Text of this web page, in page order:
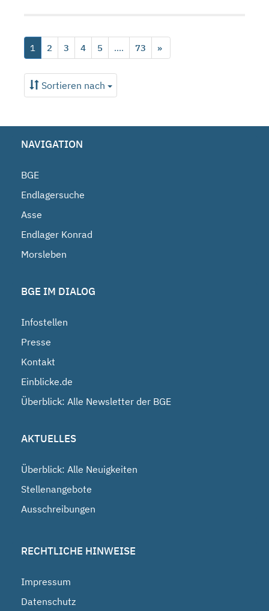
1 2 3 4 5 .... 73 »
Sortieren nach
NAVIGATION
BGE
Endlagersuche
Asse
Endlager Konrad
Morsleben
BGE IM DIALOG
Infostellen
Presse
Kontakt
Einblicke.de
Überblick: Alle Newsletter der BGE
AKTUELLES
Überblick: Alle Neuigkeiten
Stellenangebote
Ausschreibungen
RECHTLICHE HINWEISE
Impressum
Datenschutz